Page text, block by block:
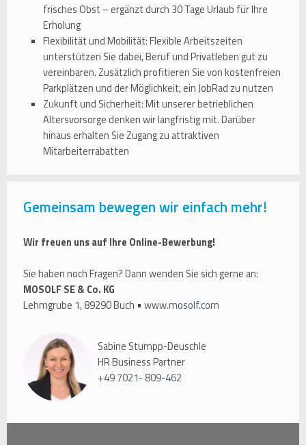
frisches Obst – ergänzt durch 30 Tage Urlaub für Ihre
Erholung
Flexibilität und Mobilität: Flexible Arbeitszeiten
unterstützen Sie dabei, Beruf und Privatleben gut zu
vereinbaren. Zusätzlich profitieren Sie von kostenfreien
Parkplätzen und der Möglichkeit, ein JobRad zu nutzen
Zukunft und Sicherheit: Mit unserer betrieblichen
Altersvorsorge denken wir langfristig mit. Darüber
hinaus erhalten Sie Zugang zu attraktiven
Mitarbeiterrabatten
Gemeinsam bewegen wir einfach mehr!
Wir freuen uns auf Ihre Online-Bewerbung!
Sie haben noch Fragen? Dann wenden Sie sich gerne an:
MOSOLF SE & Co. KG
Lehmgrube 1, 89290 Buch • www.mosolf.com
Sabine Stumpp-Deuschle
HR Business Partner
+49 7021- 809-462